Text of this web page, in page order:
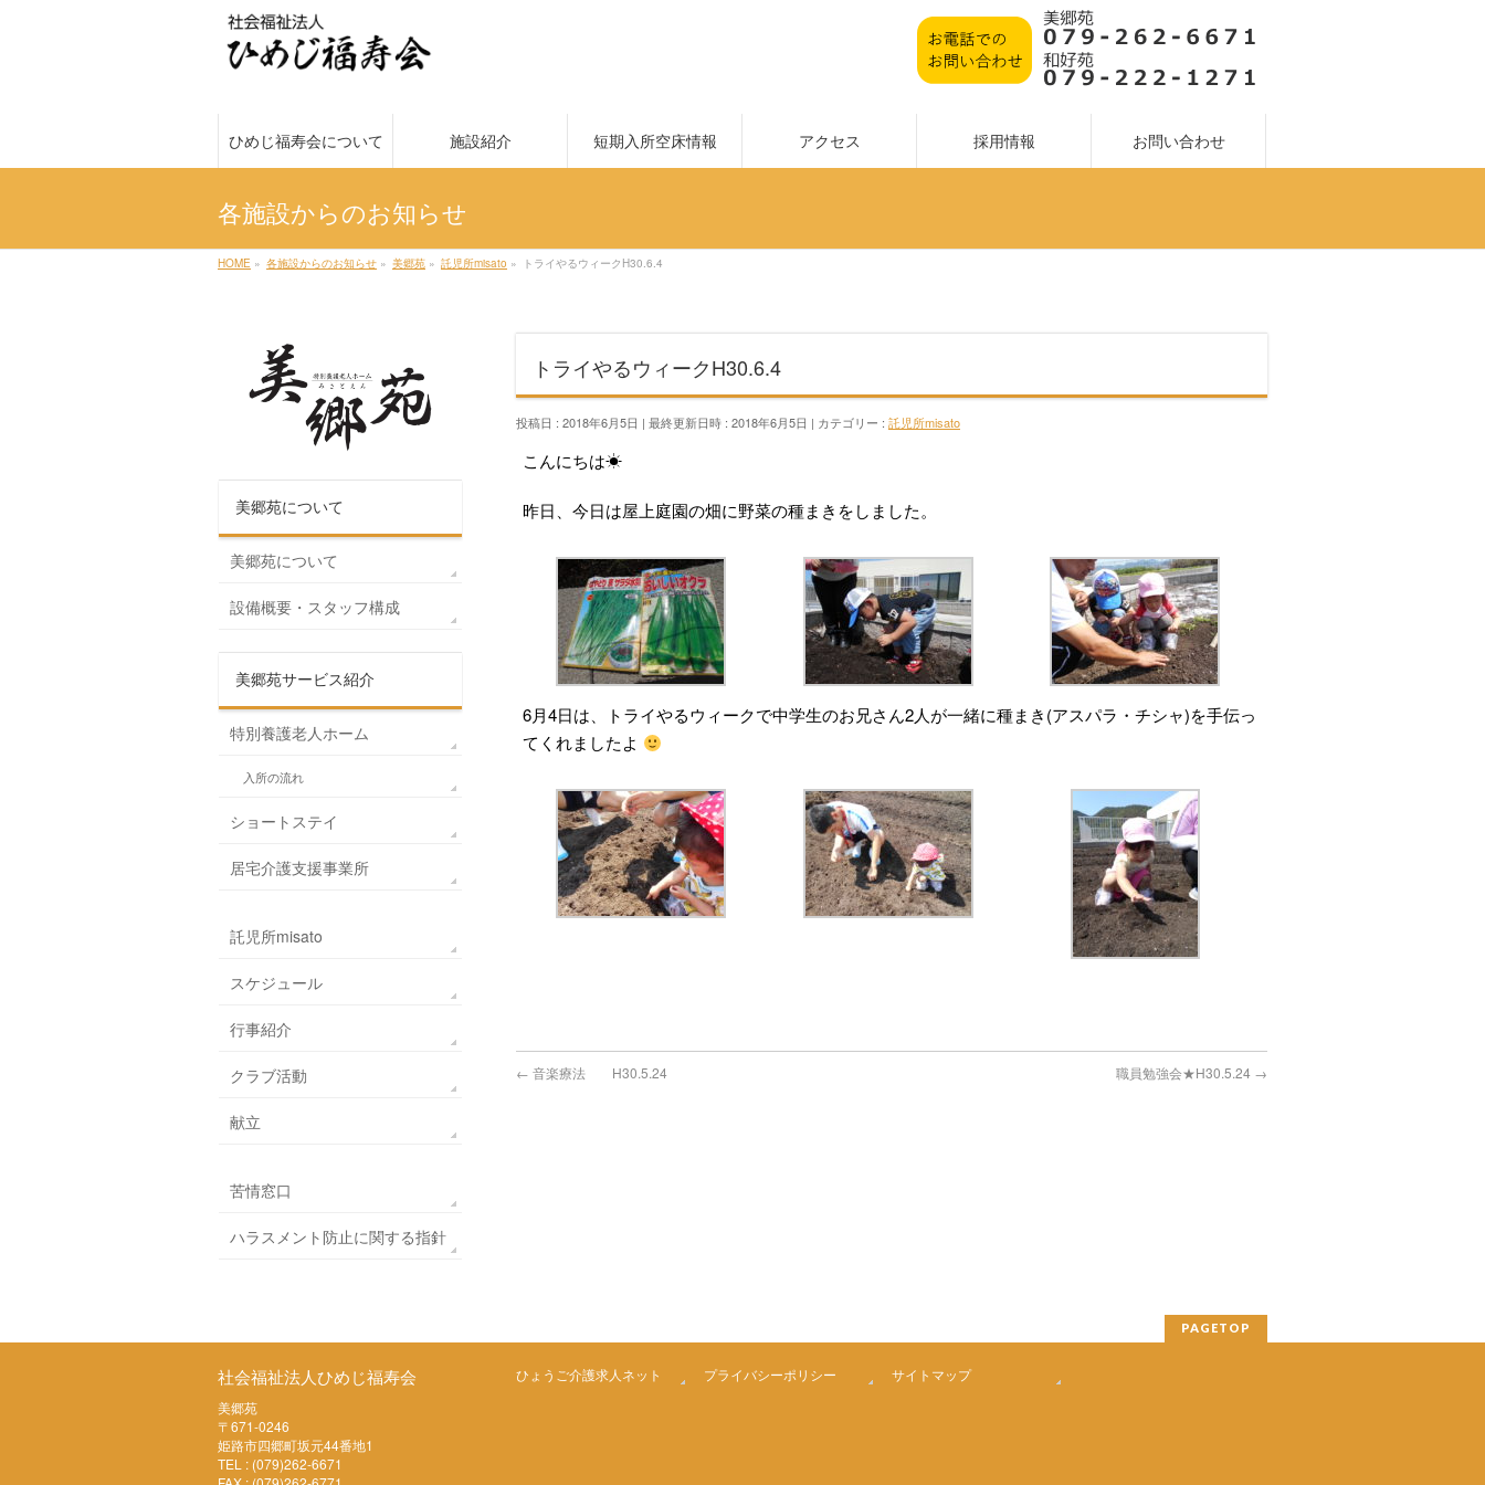
ひめじ福寿会について 施設紹介 短期入所空床情報 アクセス 採用情報 お問い合わせ
各施設からのお知らせ
HOME » 各施設からのお知らせ » 美郷苑 » 託児所misato » トライやるウィークH30.6.4
トライやるウィークH30.6.4
投稿日 : 2018年6月5日 最終更新日時 : 2018年6月5日 カテゴリー : 託児所misato
こんにちは☀
昨日、今日は屋上庭園の畑に野菜の種まきをしました。
6月4日は、トライやるウィークで中学生のお兄さん2人が一緒に種まき(アスパラ・チシャ)を手伝っ
てくれましたよ
← 音楽療法 H30.5.24 職員勉強会★H30.5.24 →
美郷苑について
美郷苑について
設備概要・スタッフ構成
美郷苑サービス紹介
特別養護老人ホーム
入所の流れ
ショートステイ
居宅介護支援事業所
託児所misato
スケジュール
行事紹介
クラブ活動
献立
苦情窓口
ハラスメント防止に関する指針
PAGETOP
社会福祉法人ひめじ福寿会
美郷苑
〒671-0246
姫路市四郷町坂元44番地1
TEL : (079)262-6671
ひょうご介護求人ネット プライバシーポリシー サイトマップ